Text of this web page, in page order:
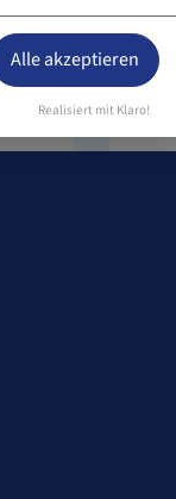
Alle akzeptieren
Realisiert mit Klaro!